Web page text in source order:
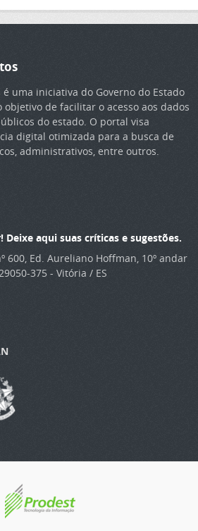
é uma iniciativa do Governo do Estado
objetivo de facilitar o acesso aos dados
do estado. O portal visa
digital otimizada para a busca de
administrativos, entre outros.
aqui suas críticas e sugestões.
600, Ed. Aureliano Hoffman, 10º andar
375 - Vitória / ES